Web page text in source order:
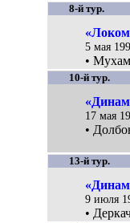
8-й тур.
5 мая
•
10-й тур.
17 мая
•
13-й тур.
9 июля
•